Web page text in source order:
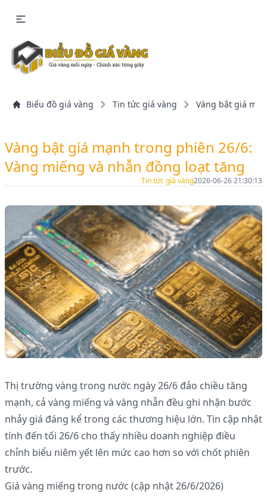
Biểu đồ giá vàng Tin tức giá vàng Vàng bật giá
Vàng bật giá mạnh trong phiên 26/6:
Vàng miếng và nhẫn đồng loạt tăng
Tin tức giá vàng2026-06-26 21:30:13
Thị trường vàng trong nước ngày 26/6 đảo chiều tăng
mạnh, cả vàng miếng và vàng nhẫn đều ghi nhận bước
nhảy giá đáng kể trong các thương hiệu lớn. Tin cập nhật
tính đến tối 26/6 cho thấy nhiều doanh nghiệp điều
chỉnh biểu niêm yết lên mức cao hơn so với chốt phiên
trước.
Giá vàng miếng trong nước (cập nhật 26/6/2026)